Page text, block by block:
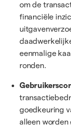
om de
financiële
eenmalige
ronden.
goedkeuring
alleen